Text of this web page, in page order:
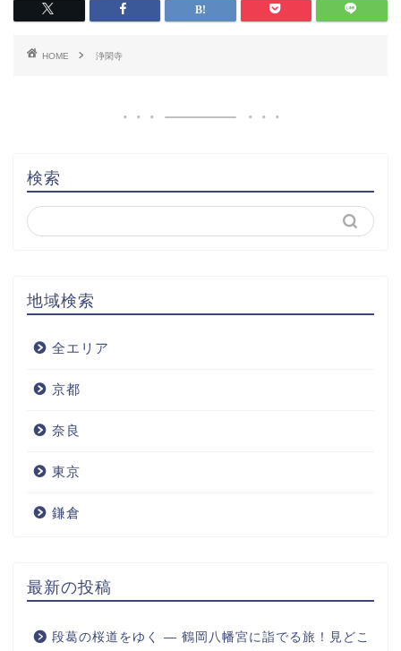
HOME 浄閑寺
検索
地域検索
全エリア
京都
奈良
東京
鎌倉
最新の投稿
段葛の桜道をゆく ― 鶴岡八幡宮に詣でる旅！見どこ